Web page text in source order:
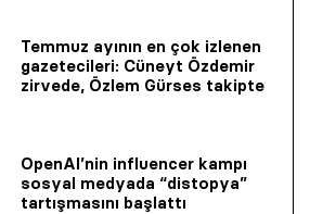
Temmuz ayının en çok izlenen
gazetecileri: Cüneyt Özdemir
zirvede, Özlem Gürses takipte
OpenAI’nin influencer kampı
sosyal medyada “distopya”
tartışmasını başlattı